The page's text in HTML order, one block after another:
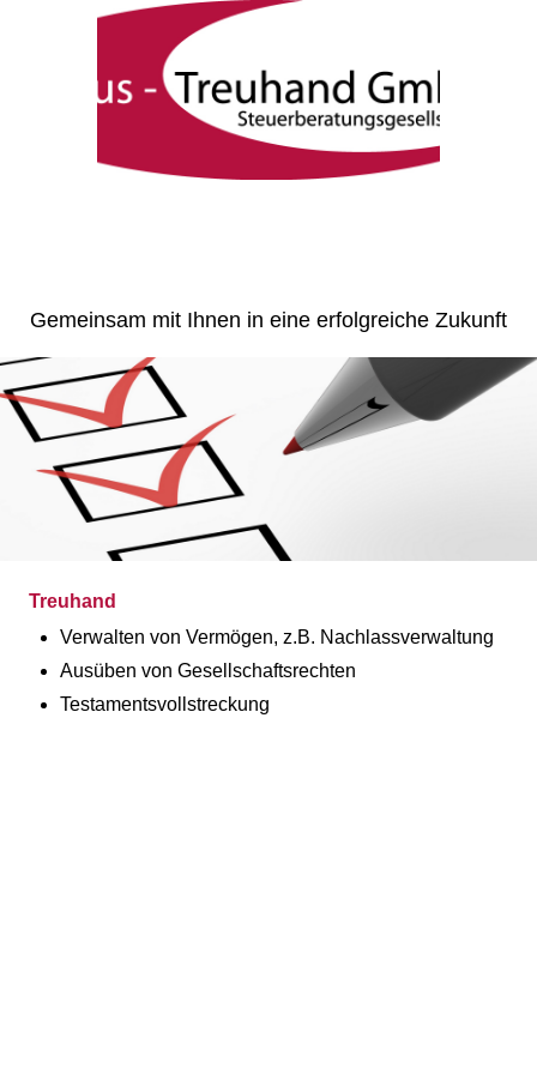
Gemeinsam mit Ihnen in eine erfolgreiche Zukunft
Treuhand
Verwalten von Vermögen, z.B. Nachlassverwaltung
Ausüben von Gesellschaftsrechten
Testamentsvollstreckung